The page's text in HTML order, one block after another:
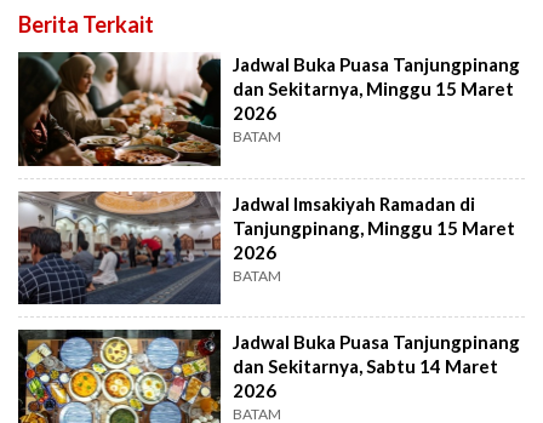
Berita Terkait
Jadwal Buka Puasa Tanjungpinang
dan Sekitarnya, Minggu 15 Maret
2026
BATAM
Jadwal Imsakiyah Ramadan di
Tanjungpinang, Minggu 15 Maret
2026
BATAM
Jadwal Buka Puasa Tanjungpinang
dan Sekitarnya, Sabtu 14 Maret
2026
BATAM